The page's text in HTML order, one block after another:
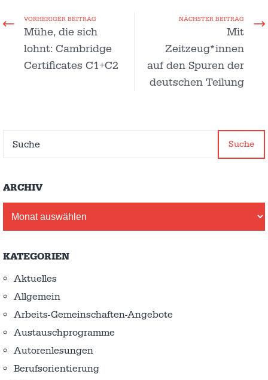
VORHERIGER BEITRAG
Mühe, die sich
lohnt: Cambridge
Certificates C1+C2
NÄCHSTER BEITRAG
Mit
Zeitzeug*innen
auf den Spuren der
deutschen Teilung
Suche
ARCHIV
KATEGORIEN
Aktuelles
Allgemein
Arbeits-Gemeinschaften-Angebote
Austausch­programme
Autorenlesungen
Berufsorientierung